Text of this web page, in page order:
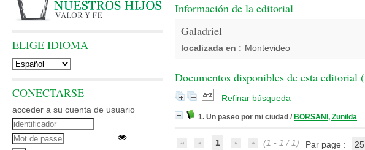
Información de la editorial
Galadriel
localizada en : Montevideo
Documentos disponibles de esta editorial (
Refinar búsqueda
1. Un paseo por mi ciudad / BORSANI, Zunilda
1 (1 - 1 / 1) Par page : 25
ELIGE IDIOMA
CONECTARSE
acceder a su cuenta de usuario